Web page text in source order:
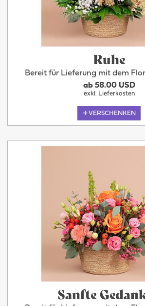
Ruhe
Bereit für Lieferung mit dem
ab 58.00 USD
exkl. Lieferkosten
VERSCHENKEN
Sanfte